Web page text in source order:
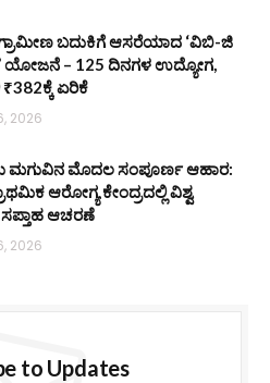
ಬದುಕಿಗೆ ಆಸರೆಯಾದ ‘ವಿಬಿ-ಜಿ
ಯೋಜನೆ – 125 ದಿನಗಳ ಉದ್ಯೋಗ,
ಏರಿಕೆ
2026
ಮಗುವಿನ ಮೊದಲ ಸಂಪೂರ್ಣ ಆಹಾರ:
ಆರೋಗ್ಯ ಕೇಂದ್ರದಲ್ಲಿ ವಿಶ್ವ
ಸಪ್ತಾಹ ಆಚರಣೆ
2026
to Updates